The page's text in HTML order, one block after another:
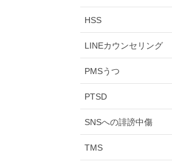
HSS
LINEカウンセリング
PMSうつ
PTSD
SNSへの誹謗中傷
TMS